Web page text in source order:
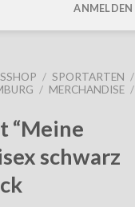
ANMELDEN
/ SPORTARTEN /
/ MERCHANDISE /
“Meine
schwarz